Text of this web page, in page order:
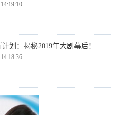
划：揭秘2019年大剧幕后！